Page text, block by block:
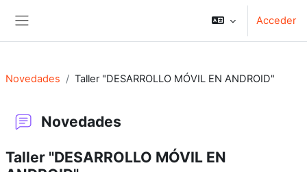
Acceder
Novedades Taller "DESARROLLO MÓVIL EN ANDROID"
Novedades
Taller "DESARROLLO MÓVIL EN